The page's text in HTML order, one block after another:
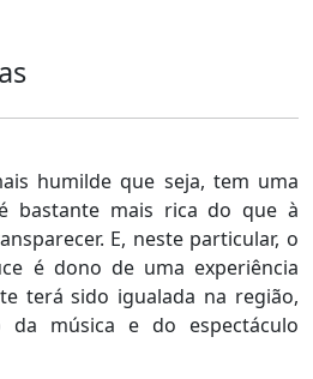
humilde que seja, tem uma
bastante mais rica do que à
E, neste particular, o
é dono de uma experiência
terá sido igualada na região,
música e do espectáculo